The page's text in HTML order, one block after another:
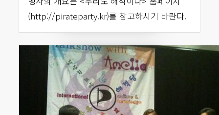
(http://pirateparty.kr)를 참고하시기 바란다.